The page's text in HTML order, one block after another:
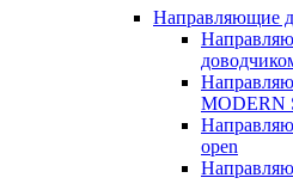
Направляющие
MODERN
open